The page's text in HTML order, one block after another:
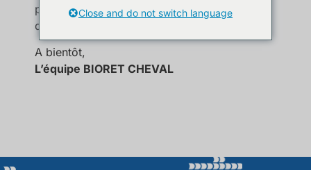
prendra rapidement contact avec vous afin
de répondre au mieux à votre demande.
A bientôt,
L’équipe BIORET CHEVAL
Close and do not switch language